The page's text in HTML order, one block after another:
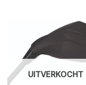
UITVERKOCHT